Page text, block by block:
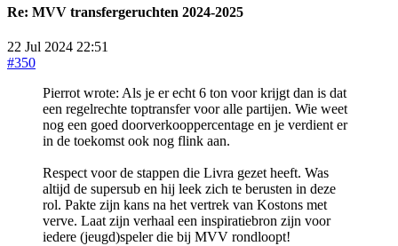
Re: MVV transfergeruchten 2024-2025
22 Jul 2024 22:51
#350
Pierrot wrote: Als je er echt 6 ton voor krijgt dan is dat
een regelrechte toptransfer voor alle partijen. Wie weet
nog een goed doorverkooppercentage en je verdient er
in de toekomst ook nog flink aan.
Respect voor de stappen die Livra gezet heeft. Was
altijd de supersub en hij leek zich te berusten in deze
rol. Pakte zijn kans na het vertrek van Kostons met
verve. Laat zijn verhaal een inspiratiebron zijn voor
iedere (jeugd)speler die bij MVV rondloopt!